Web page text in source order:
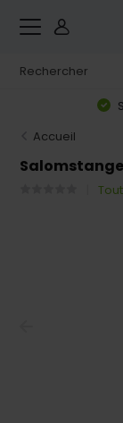
Accueil